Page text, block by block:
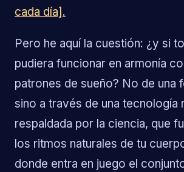
cada día].
Pero he aquí la cuestión: ¿y si
pudiera funcionar en armonía
patrones de sueño? No de una
sino a través de una tecnología
respaldada por la ciencia, que
los ritmos naturales de tu
donde entra en juego el